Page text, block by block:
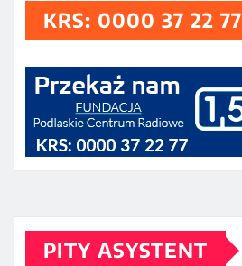
KRS: 0000 37 22 77
PITY ASYSTENT